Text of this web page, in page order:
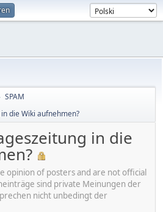
SPAM
die Wiki aufnehmen?
in die
opinion of posters and are not official
sind private Meinungen der
nicht unbedingt der